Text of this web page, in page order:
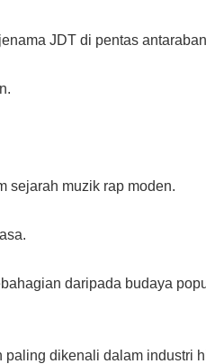
JDT di pentas
sejarah muzik rap moden.
daripada budaya
dikenali dalam industri